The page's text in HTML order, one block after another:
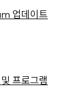
업데이트
프로그램